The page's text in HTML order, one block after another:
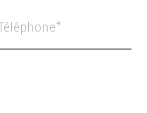
Téléphone